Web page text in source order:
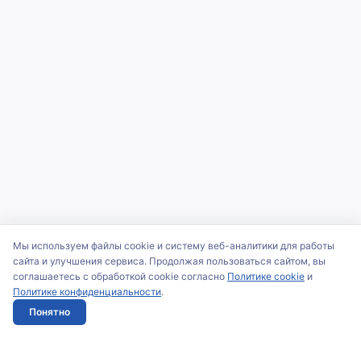
Мы используем файлы cookie и систему веб-аналитики для работы
сайта и улучшения сервиса. Продолжая пользоваться сайтом, вы
соглашаетесь с обработкой cookie согласно Политике cookie и
Политике конфиденциальности.
Понятно